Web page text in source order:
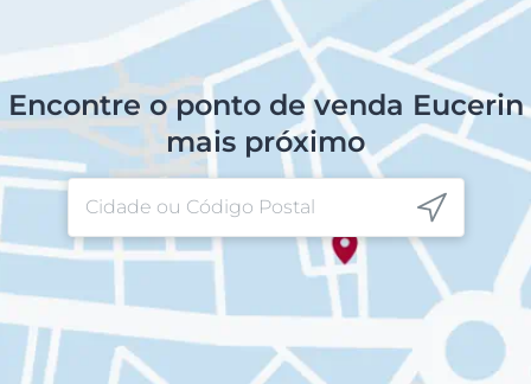
Encontre o ponto de venda Eucerin
mais próximo